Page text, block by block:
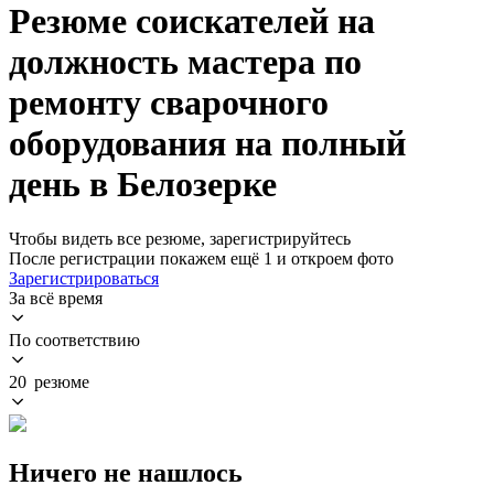
Резюме соискателей на
должность мастера по
ремонту сварочного
оборудования на полный
день в Белозерке
Чтобы видеть все резюме, зарегистрируйтесь
После регистрации покажем ещё 1 и откроем фото
Зарегистрироваться
За всё время
По соответствию
20 резюме
Ничего не нашлось